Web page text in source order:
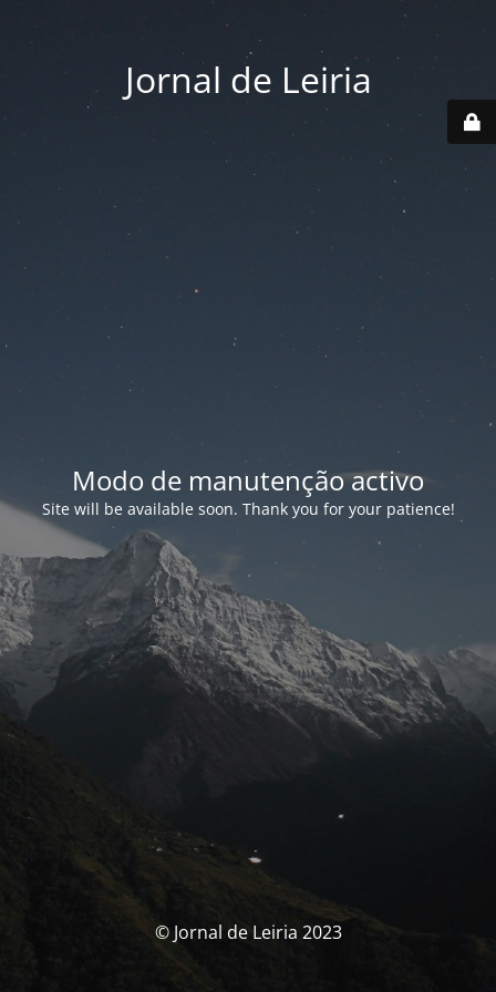
Jornal de Leiria
Modo de manutenção activo
Site will be available soon. Thank you for your patience!
© Jornal de Leiria 2023